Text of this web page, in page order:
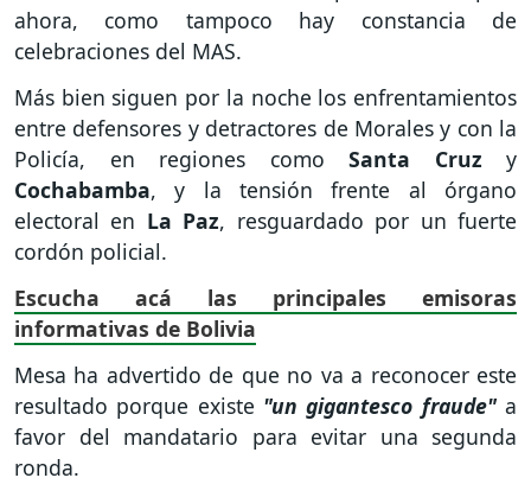
ahora, como tampoco hay constancia de
celebraciones del MAS.
Más bien siguen por la noche los enfrentamientos
entre defensores y detractores de Morales y con la
Policía, en regiones como Santa Cruz y
Cochabamba, y la tensión frente al órgano
electoral en La Paz, resguardado por un fuerte
cordón policial.
Escucha acá las principales emisoras
informativas de Bolivia
Mesa ha advertido de que no va a reconocer este
resultado porque existe "un gigantesco fraude"a
favor del mandatario para evitar una segunda
ronda.